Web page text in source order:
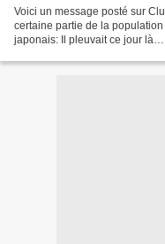
Voici un message posté sur
certaine partie de la
japonais: Il pleuvait ce jour